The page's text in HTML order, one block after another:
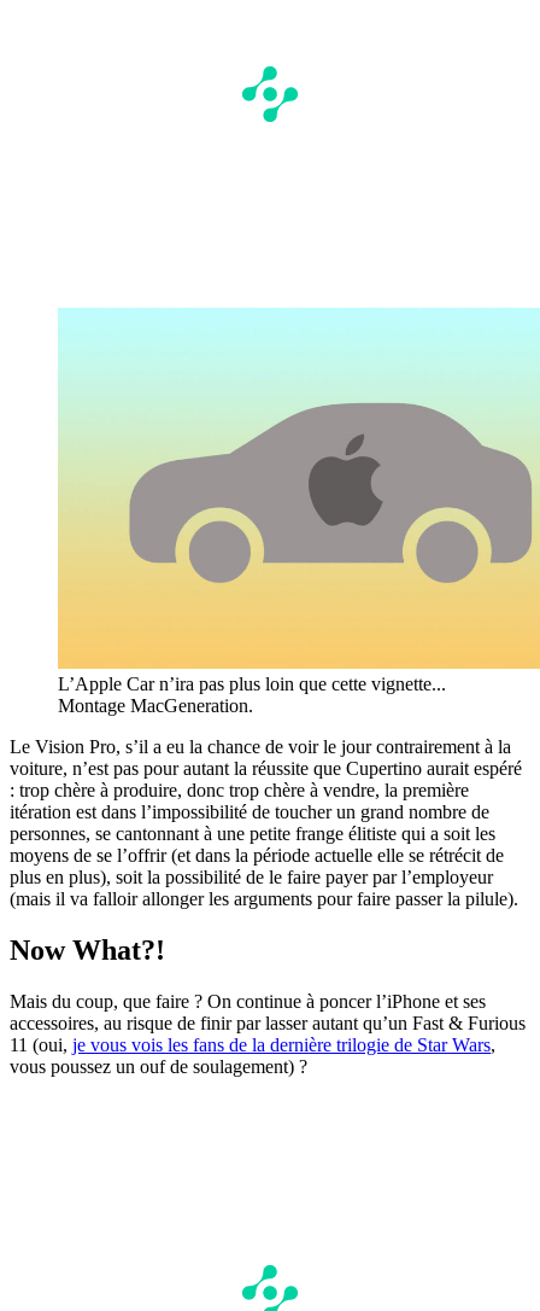
L’Apple Car n’ira pas plus loin que cette vignette...
Montage MacGeneration.
Le Vision Pro, s’il a eu la chance de voir le jour contrairement à la
voiture, n’est pas pour autant la réussite que Cupertino aurait espéré
: trop chère à produire, donc trop chère à vendre, la première
itération est dans l’impossibilité de toucher un grand nombre de
personnes, se cantonnant à une petite frange élitiste qui a soit les
moyens de se l’offrir (et dans la période actuelle elle se rétrécit de
plus en plus), soit la possibilité de le faire payer par l’employeur
(mais il va falloir allonger les arguments pour faire passer la pilule).
Now What?!
Mais du coup, que faire ? On continue à poncer l’iPhone et ses
accessoires, au risque de finir par lasser autant qu’un Fast & Furious
11 (oui, je vous vois les fans de la dernière trilogie de Star Wars,
vous poussez un ouf de soulagement) ?